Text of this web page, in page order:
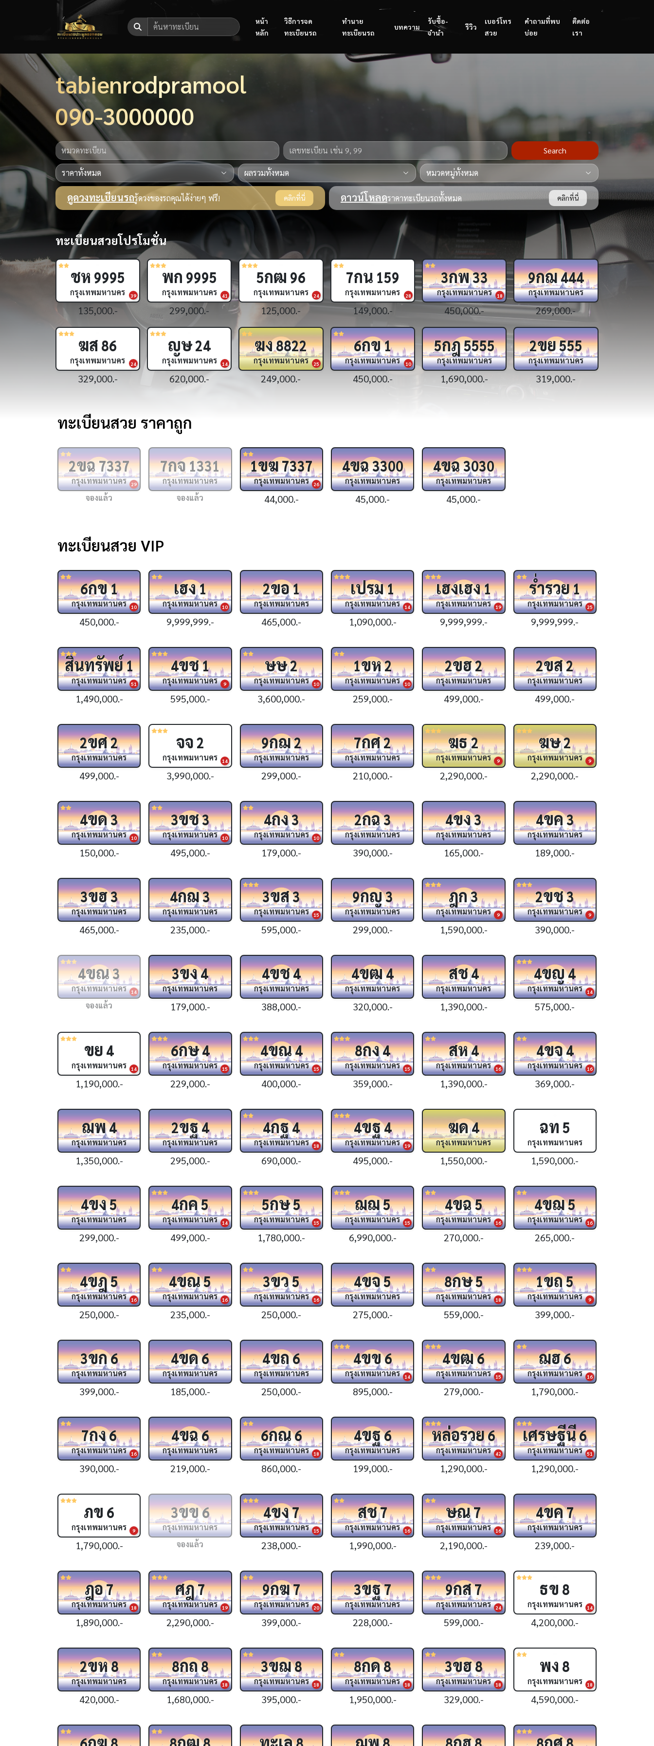
หน้า
หลัก
วิธีการจด
ทะเบียนรถ
ทำนาย
ทะเบียนรถ
บทความ
รับซื้อ-
จำนำ
รีวิว
เบอร์โทร
สวย
คำถามที่พบ
บ่อย
ติดต่อ
เรา
tabienrodpramool
090-3000000
Search
ดูดวงทะเบียนรถรู้ดวงของรถคุณได้ง่ายๆ ฟรี! คลิกที่นี่ ดาวน์โหลดราคาทะเบียนรถทั้งหมด คลิกที่นี่
ทะเบียนสวยโปรโมชั่น
15
ฌษ222
กรุงเทพมหานคร
1,190,000.-
สช4
กรุงเทพมหานคร
1,390,000.-
18
ฎอ7
กรุงเทพมหานคร
1,890,000.-
ฉท5
กรุงเทพมหานคร
1,590,000.-
9
ภข6
กรุงเทพมหานคร
1,790,000.-
ศห10
กรุงเทพมหานคร
349,000.-
16
ขย24
กรุงเทพมหานคร
399,000.-
25
ศศ83
กรุงเทพมหานคร
299,000.-
32
ศศ981
กรุงเทพมหานคร
199,000.-
ธธ6395
กรุงเทพมหานคร
179,000.-
ฌฌ6395
กรุงเทพมหานคร
179,000.-
44
ฉม7999
กรุงเทพมหานคร
135,000.-
ทะเบียนสวย ราคาถูก
29
2ขฉ7337
กรุงเทพมหานคร
จองแล้ว
7กจ1331
กรุงเทพมหานคร
จองแล้ว
26
1ขฆ7337
กรุงเทพมหานคร
44,000.-
4ขฉ3300
กรุงเทพมหานคร
45,000.-
4ขฉ3030
กรุงเทพมหานคร
45,000.-
ทะเบียนสวย VIP
10
6กข1
กรุงเทพมหานคร
450,000.-
10
เฮง1
กรุงเทพมหานคร
9,999,999.-
2ขอ1
กรุงเทพมหานคร
465,000.-
14
เปรม1
กรุงเทพมหานคร
1,090,000.-
19
เฮงเฮง1
กรุงเทพมหานคร
9,999,999.-
25
ร่ำรวย1
กรุงเทพมหานคร
9,999,999.-
51
สินทรัพย์1
กรุงเทพมหานคร
1,490,000.-
9
4ขช1
กรุงเทพมหานคร
595,000.-
10
ษษ2
กรุงเทพมหานคร
3,600,000.-
10
1ขห2
กรุงเทพมหานคร
259,000.-
2ขฮ2
กรุงเทพมหานคร
499,000.-
2ขส2
กรุงเทพมหานคร
499,000.-
2ขศ2
กรุงเทพมหานคร
499,000.-
14
จจ2
กรุงเทพมหานคร
3,990,000.-
9กฌ2
กรุงเทพมหานคร
299,000.-
7กศ2
กรุงเทพมหานคร
210,000.-
9
ฆธ2
กรุงเทพมหานคร
2,290,000.-
9
ฆษ2
กรุงเทพมหานคร
2,290,000.-
10
4ขด3
กรุงเทพมหานคร
150,000.-
10
3ขช3
กรุงเทพมหานคร
495,000.-
10
4กง3
กรุงเทพมหานคร
179,000.-
2กฉ3
กรุงเทพมหานคร
390,000.-
4ขง3
กรุงเทพมหานคร
165,000.-
4ขค3
กรุงเทพมหานคร
189,000.-
3ขฮ3
กรุงเทพมหานคร
465,000.-
4กฌ3
กรุงเทพมหานคร
235,000.-
15
3ขส3
กรุงเทพมหานคร
595,000.-
9กญ3
กรุงเทพมหานคร
299,000.-
9
ฎก3
กรุงเทพมหานคร
1,590,000.-
9
2ขช3
กรุงเทพมหานคร
390,000.-
14
4ขณ3
กรุงเทพมหานคร
จองแล้ว
3ขง4
กรุงเทพมหานคร
179,000.-
4ขช4
กรุงเทพมหานคร
388,000.-
4ขฒ4
กรุงเทพมหานคร
320,000.-
สช4
กรุงเทพมหานคร
1,390,000.-
14
4ขญ4
กรุงเทพมหานคร
575,000.-
14
ขย4
กรุงเทพมหานคร
1,190,000.-
15
6กษ4
กรุงเทพมหานคร
229,000.-
15
4ขณ4
กรุงเทพมหานคร
400,000.-
15
8กง4
กรุงเทพมหานคร
359,000.-
16
สห4
กรุงเทพมหานคร
1,390,000.-
16
4ขจ4
กรุงเทพมหานคร
369,000.-
ฌพ4
กรุงเทพมหานคร
1,350,000.-
2ขฐ4
กรุงเทพมหานคร
295,000.-
18
4กฐ4
กรุงเทพมหานคร
690,000.-
19
4ขฐ4
กรุงเทพมหานคร
495,000.-
ฆด4
กรุงเทพมหานคร
1,550,000.-
ฉท5
กรุงเทพมหานคร
1,590,000.-
4ขง5
กรุงเทพมหานคร
299,000.-
14
4กค5
กรุงเทพมหานคร
499,000.-
15
5กษ5
กรุงเทพมหานคร
1,780,000.-
15
ฌฌ5
กรุงเทพมหานคร
6,990,000.-
16
4ขฉ5
กรุงเทพมหานคร
270,000.-
16
4ขฌ5
กรุงเทพมหานคร
265,000.-
16
4ขฎ5
กรุงเทพมหานคร
250,000.-
16
4ขณ5
กรุงเทพมหานคร
235,000.-
16
3ขว5
กรุงเทพมหานคร
250,000.-
4ขจ5
กรุงเทพมหานคร
275,000.-
18
8กษ5
กรุงเทพมหานคร
559,000.-
9
1ขถ5
กรุงเทพมหานคร
399,000.-
3ขก6
กรุงเทพมหานคร
399,000.-
4ขด6
กรุงเทพมหานคร
185,000.-
4ขถ6
กรุงเทพมหานคร
250,000.-
14
4ขข6
กรุงเทพมหานคร
895,000.-
15
4ขฒ6
กรุงเทพมหานคร
279,000.-
16
ฌฮ6
กรุงเทพมหานคร
1,790,000.-
16
7กง6
กรุงเทพมหานคร
390,000.-
4ขฉ6
กรุงเทพมหานคร
219,000.-
18
6กณ6
กรุงเทพมหานคร
860,000.-
4ขฐ6
กรุงเทพมหานคร
199,000.-
42
หล่อรวย6
กรุงเทพมหานคร
1,290,000.-
51
เศรษฐีนี6
กรุงเทพมหานคร
1,290,000.-
9
ภข 6
กรุงเทพมหานคร
1,790,000.-
3ขข6
กรุงเทพมหานคร
จองแล้ว
15
4ขง7
กรุงเทพมหานคร
238,000.-
16
สช7
กรุงเทพมหานคร
1,990,000.-
16
ษณ7
กรุงเทพมหานคร
2,190,000.-
4ขค7
กรุงเทพมหานคร
239,000.-
18
ฎอ7
กรุงเทพมหานคร
1,890,000.-
19
ศฎ7
กรุงเทพมหานคร
2,290,000.-
20
9กฆ7
กรุงเทพมหานคร
399,000.-
3ขฐ7
กรุงเทพมหานคร
228,000.-
24
9กส7
กรุงเทพมหานคร
599,000.-
14
ธข 8
กรุงเทพมหานคร
4,200,000.-
2ขห8
กรุงเทพมหานคร
420,000.-
18
8กถ8
กรุงเทพมหานคร
1,680,000.-
18
3ขฌ8
กรุงเทพมหานคร
395,000.-
18
8กด8
กรุงเทพมหานคร
1,950,000.-
18
3ขฮ8
กรุงเทพมหานคร
329,000.-
18
พง 8
กรุงเทพมหานคร
4,590,000.-
กฆ กฒ ทะเล ฌพ กฮ กศ